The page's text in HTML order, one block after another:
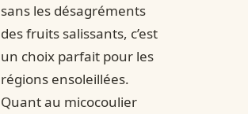
sans les désagréments
des fruits salissants, c’est
un choix parfait pour les
régions ensoleillées.
Quant au micocoulier